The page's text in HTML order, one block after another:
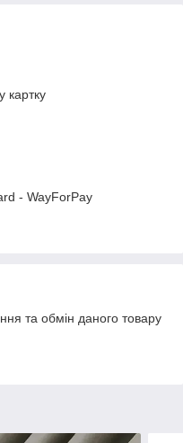
картку
- WayForPay
та обмін даного товару